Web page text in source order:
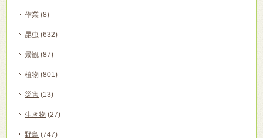
作業 (8)
昆虫 (632)
景観 (87)
植物 (801)
災害 (13)
生き物 (27)
野鳥 (747)